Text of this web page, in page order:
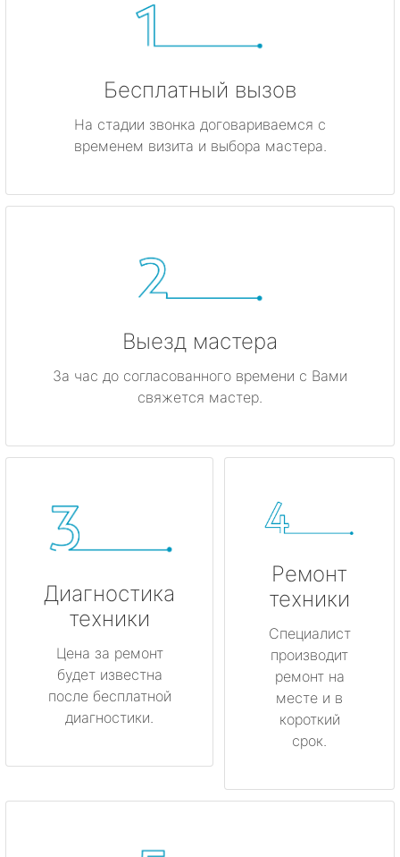
Бесплатный вызов
На стадии звонка договариваемся с
временем визита и выбора мастера.
Выезд мастера
За час до согласованного времени с Вами
свяжется мастер.
Диагностика
техники
Цена за ремонт
будет известна
после бесплатной
диагностики.
Ремонт
техники
Специалист
производит
ремонт на
месте и в
короткий
срок.